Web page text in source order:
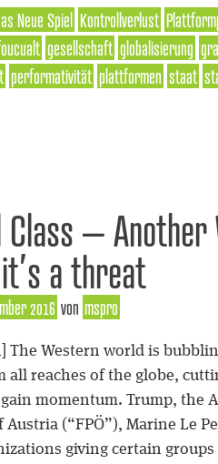
Neue Spiel Kontrollverlust
gesellschaft globalisierung
performativität plattformen staat
Class –
a threat
2016 von mspro
The Western world is
all reaches of the globe,
momentum. Trump, the
Austria (“FPÖ”), Marine Le
giving certain